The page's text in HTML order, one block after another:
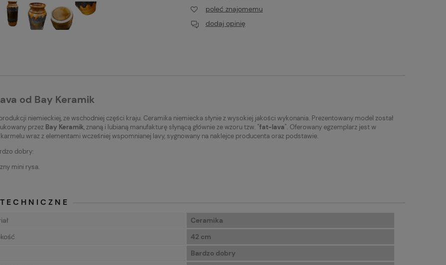
poleć znajomemu
dodaj opinię
od Bay Keramik
niemieckiej, ze wschodniej części kraju. Ceramika niemiecka słynie z wysokiej jakości wykonania. Prezentowany model został
przez Bay Keramik, znaną i lubianą manufakturę słynącą głównie ze wzoru tzw. "fat-lava". Oferowany egzemplarz jest w
wraz z elementami wcześniej wspomnianej lavy, sygnowany na naklejce producenta oraz podstawie.
dobry:
mini rysa.
Ceramika
42 cm
Bardzo dobry